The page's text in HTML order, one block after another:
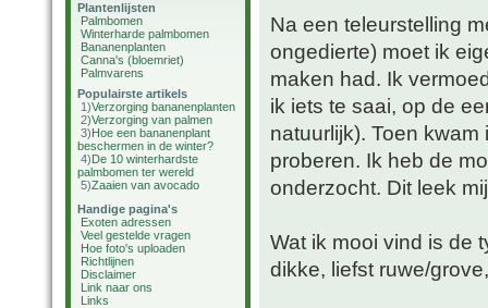
Plantenlijsten
Palmbomen
Winterharde palmbomen
Bananenplanten
Canna's (bloemriet)
Palmvarens
Populairste artikels
1)Verzorging bananenplanten
2)Verzorging van palmen
3)Hoe een bananenplant
beschermen in de winter?
4)De 10 winterhardste
palmbomen ter wereld
5)Zaaien van avocado
Handige pagina's
Exoten adressen
Veel gestelde vragen
Hoe foto's uploaden
Richtlijnen
Disclaimer
Link naar ons
Links
Na een teleurstelling
ongedierte) moet ik
maken had. Ik
ik iets te saai, op de
natuurlijk). Toen
proberen. Ik heb de
onderzocht. Dit leek
Wat ik mooi vind is de
dikke, liefst ruwe/